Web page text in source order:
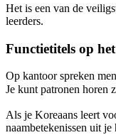
Het is een van de
leerders.
Functietitels op
Op kantoor spreken
Je kunt patronen
Als je Koreaans leert
naambetekenissen uit je